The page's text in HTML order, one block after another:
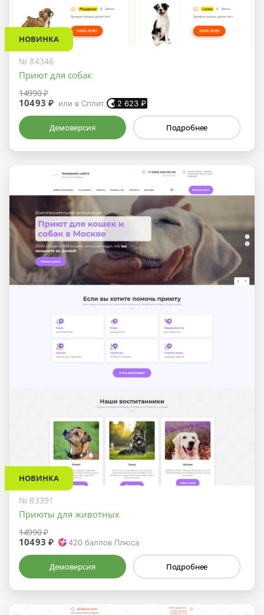
НОВИНКА
№ 84346
Приют для собак
14990 ₽
10493 ₽ или в Сплит 2 623 ₽
Демоверсия Подробнее
НОВИНКА
№ 83391
Приюты для животных
14990 ₽
10493 ₽ 420 баллов Плюса
Демоверсия Подробнее